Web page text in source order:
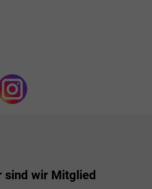
sind wir Mitglied